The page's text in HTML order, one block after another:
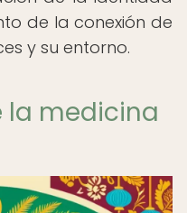
de la conexión de
y su entorno.
la medicina